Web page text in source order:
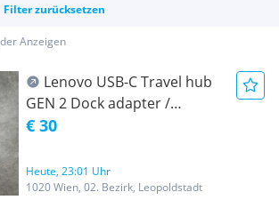
Filter zurücksetzen
Anzeigen
Lenovo USB-C Travel hub
GEN 2 Dock adapter /
L0HC451
€ 30
Heute, 23:01 Uhr
1020 Wien, 02. Bezirk, Leopoldstadt